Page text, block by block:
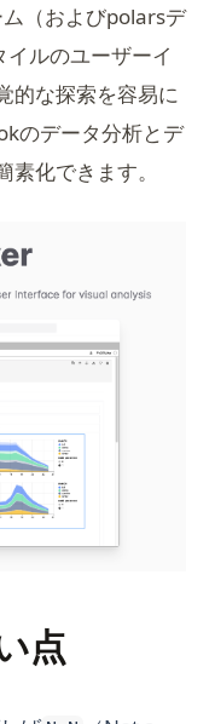
（およびpolarsデ
ルのユーザーイ
的な探索を容易に
のデータ分析とデ
化できます。
点